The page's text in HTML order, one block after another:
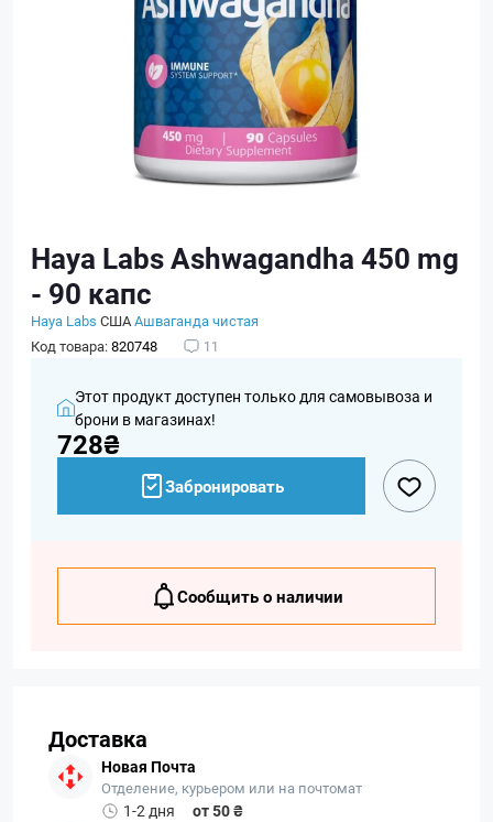
Haya Labs Ashwagandha 450 mg
- 90 капс
Haya Labs СШААшваганда чистая
Код товара:820748 11
Этот продукт доступен только для самовывоза и
брони в магазинах!
728₴
Забронировать
Сообщить о наличии
Доставка
Новая Почта
Отделение, курьером или на почтомат
1-2 дня
от 50 ₴